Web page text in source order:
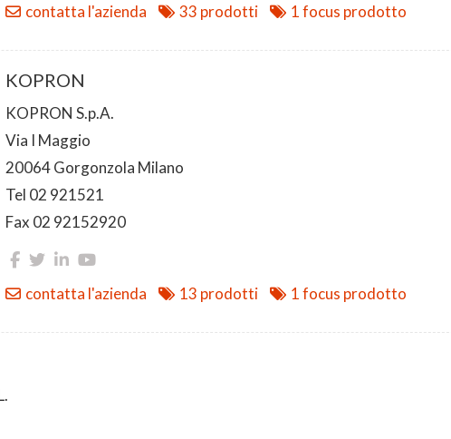
contatta l'azienda 33 prodotti 1 focus prodotto
KOPRON
KOPRON S.p.A.
Via I Maggio
20064 Gorgonzola Milano
Tel 02 921521
Fax 02 92152920
contatta l'azienda 13 prodotti 1 focus prodotto